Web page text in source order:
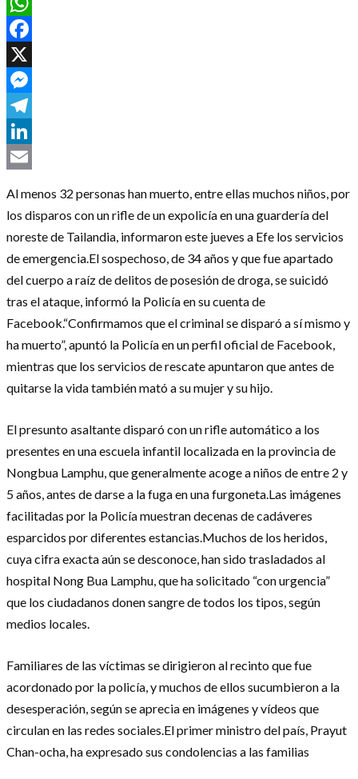
WhatsApp
Facebook
X
Messenger
Telegram
LinkedIn
Al menos 32 personas han muerto, entre ellas muchos niños, por
los disparos con un rifle de un expolicía en una guardería del
noreste de Tailandia, informaron este jueves a Efe los servicios
de emergencia.El sospechoso, de 34 años y que fue apartado
del cuerpo a raíz de delitos de posesión de droga, se suicidó
tras el ataque, informó la Policía en su cuenta de
Facebook.“Confirmamos que el criminal se disparó a sí mismo y
ha muerto”, apuntó la Policía en un perfil oficial de Facebook,
mientras que los servicios de rescate apuntaron que antes de
quitarse la vida también mató a su mujer y su hijo.
El presunto asaltante disparó con un rifle automático a los
presentes en una escuela infantil localizada en la provincia de
Nongbua Lamphu, que generalmente acoge a niños de entre 2 y
5 años, antes de darse a la fuga en una furgoneta.Las imágenes
facilitadas por la Policía muestran decenas de cadáveres
esparcidos por diferentes estancias.Muchos de los heridos,
cuya cifra exacta aún se desconoce, han sido trasladados al
hospital Nong Bua Lamphu, que ha solicitado “con urgencia”
que los ciudadanos donen sangre de todos los tipos, según
medios locales.
Familiares de las víctimas se dirigieron al recinto que fue
acordonado por la policía, y muchos de ellos sucumbieron a la
desesperación, según se aprecia en imágenes y vídeos que
circulan en las redes sociales.El primer ministro del país, Prayut
Chan-ocha, ha expresado sus condolencias a las familias